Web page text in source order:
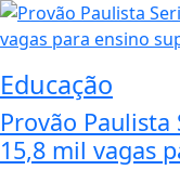
Educação
Provão
15,8 mil vagas